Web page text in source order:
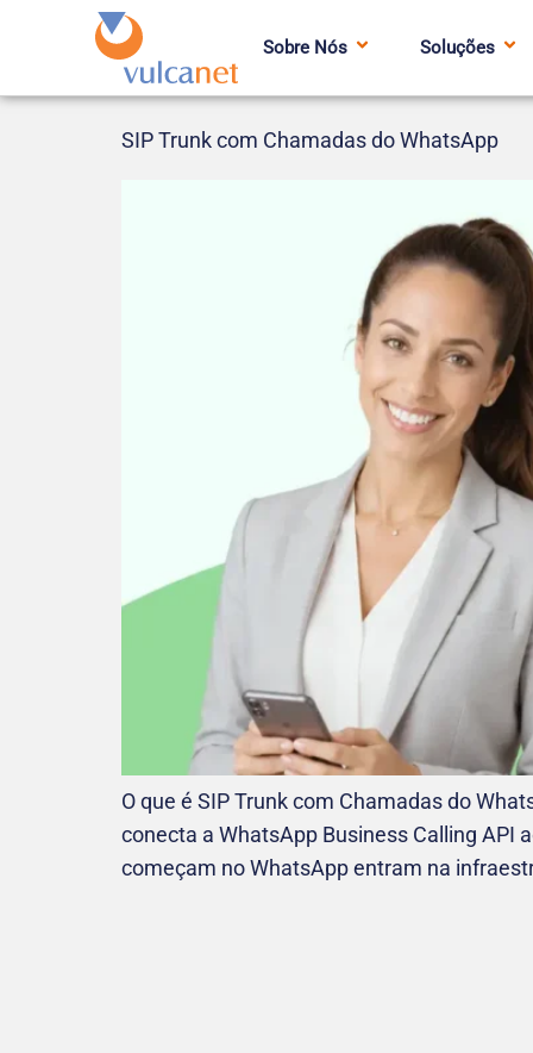
Sobre Nós Soluções
SIP Trunk com Chamadas do WhatsApp
O que é SIP Trunk com Chamadas do
conecta a WhatsApp Business Calling API
começam no WhatsApp entram na